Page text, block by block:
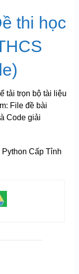
thi học
tải trọn bộ tài liệu
File đề bài
Code giải
Cấp Tỉnh